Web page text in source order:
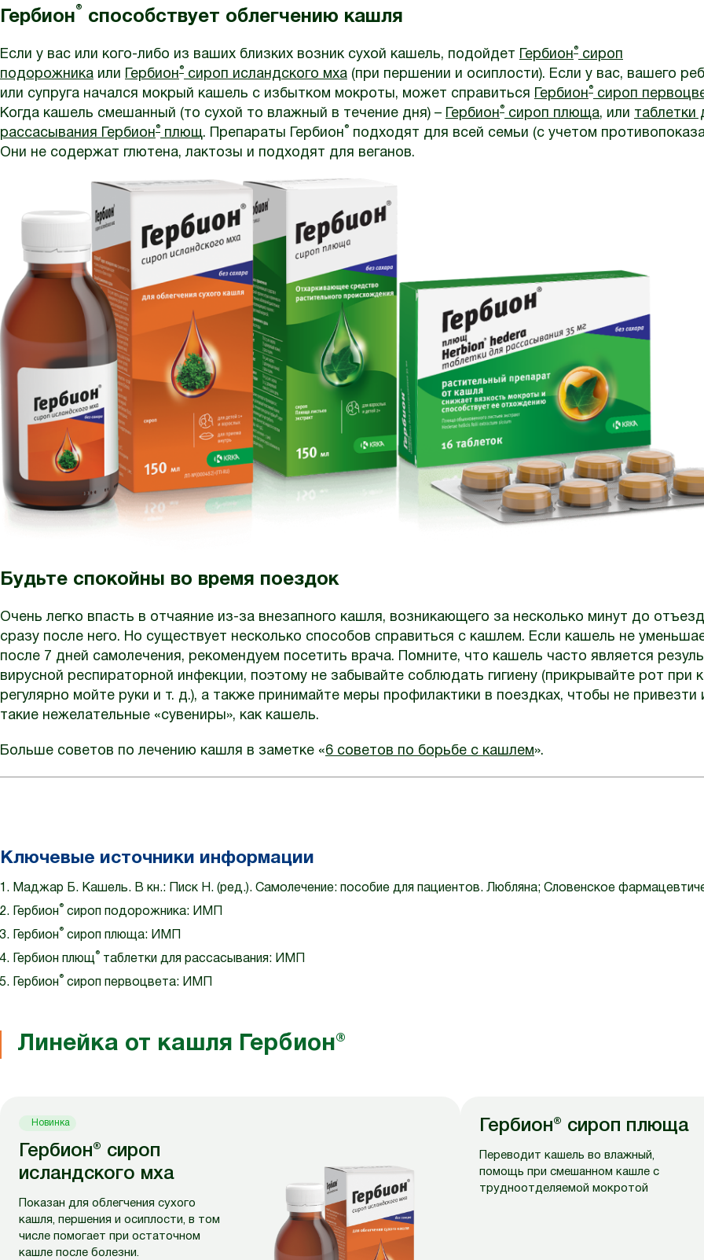
Гербион® способствует облегчению кашля
Если у вас или кого-либо из ваших близких возник сухой кашель, подойдет Гербион® сироп
подорожника или Гербион® сироп исландского мха (при першении и осиплости). Если у вас, вашего
или супруга начался мокрый кашель с избытком мокроты, может справиться
Гербион® сироп
Когда кашель смешанный (то сухой то влажный в течение дня) –
Гербион® сироп плюща, или таблетки
рассасывания Гербион® плющ. Препараты Гербион® подходят для всей семьи (с учетом
Они не содержат глютена, лактозы и подходят для веганов.
Будьте спокойны во время поездок
Очень легко впасть в отчаяние из-за внезапного кашля, возникающего за несколько минут до
сразу после него. Но существует несколько способов справиться с кашлем. Если кашель не
после 7 дней самолечения, рекомендуем посетить врача. Помните, что кашель часто является
вирусной респираторной инфекции, поэтому не забывайте соблюдать гигиену (прикрывайте рот при
регулярно мойте руки и т. д.), а также принимайте меры профилактики в поездках, чтобы не привезти
такие нежелательные «сувениры», как кашель.
Больше советов по лечению кашля в заметке «6 советов по борьбе с кашлем».
Ключевые источники информации
Маджар Б. Кашель. В кн.: Писк Н. (ред.). Самолечение: пособие для пациентов. Любляна; Словенское
Гербион ® сироп подорожника: ИМП
Гербион ® сироп плюща: ИМП
Гербион плющ® таблетки для рассасывания: ИМП
Гербион ® сироп первоцвета: ИМП
Линейка от кашля Гербион®
Новинка
Гербион® сироп
исландского мха
Показан для облегчения сухого
кашля, першения и осиплости, в том
числе помогает при остаточном
кашле после болезни.
Гербион® сироп плюща
Переводит кашель во влажный,
помощь при смешанном кашле с
трудноотделяемой мокротой